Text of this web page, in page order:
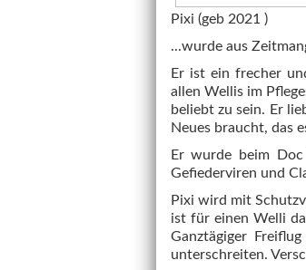
Pixi (geb 2021 )
...wurde aus
Er ist ein frecher
allen Wellis im
beliebt zu sein. Er
Neues braucht, das
Er wurde beim
Gefiederviren und
Pixi wird mit
ist für einen Welli
Ganztägiger
unterschreiten.